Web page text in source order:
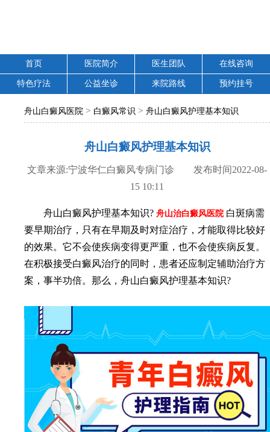
首页 医院简介 医生团队 在线咨询
特色疗法 公益坐诊 来院路线 预约挂号
舟山白癜风医院 > 白癜风常识 > 舟山白癜风护理基本知识
舟山白癜风护理基本知识
文章来源:宁波华仁白癜风专病门诊 发布时间2022-08-
15 10:11
舟山白癜风护理基本知识? 舟山治白癜风医院 白斑病需
要早期治疗，只有在早期及时对症治疗，才能取得比较好
的效果。它不会使疾病变得更严重，也不会使疾病反复。
在积极接受白癜风治疗的同时，患者还应制定辅助治疗方
案，事半功倍。那么，舟山白癜风护理基本知识?